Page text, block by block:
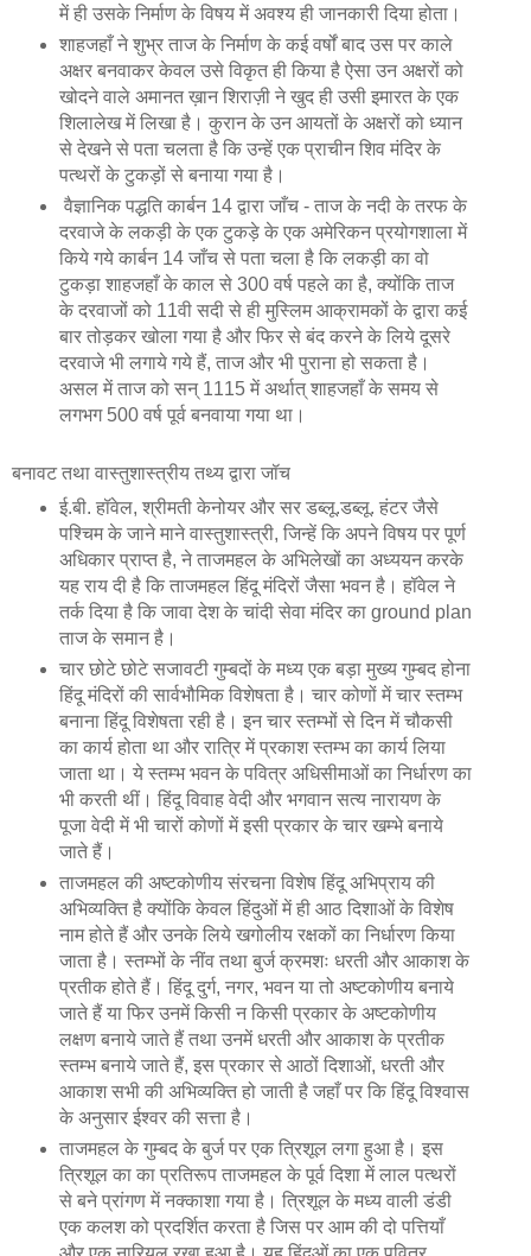
में ही उसके निर्माण के विषय में अवश्य ही जानकारी दिया होता।
शाहजहाँ ने शुभ्र ताज के निर्माण के कई वर्षों बाद उस पर काले
अक्षर बनवाकर केवल उसे विकृत ही किया है ऐसा उन अक्षरों को
खोदने वाले अमानत ख़ान शिराज़ी ने खुद ही उसी इमारत के एक
शिलालेख में लिखा है। कुरान के उन आयतों के अक्षरों को ध्यान
से देखने से पता चलता है कि उन्हें एक प्राचीन शिव मंदिर के
पत्थरों के टुकड़ों से बनाया गया है।
वैज्ञानिक पद्धति कार्बन 14 द्वारा जाँच - ताज के नदी के तरफ के
दरवाजे के लकड़ी के एक टुकड़े के एक अमेरिकन प्रयोगशाला में
किये गये कार्बन 14 जाँच से पता चला है कि लकड़ी का वो
टुकड़ा शाहजहाँ के काल से 300 वर्ष पहले का है, क्योंकि ताज
के दरवाजों को 11वी सदी से ही मुस्लिम आक्रामकों के द्वारा कई
बार तोड़कर खोला गया है और फिर से बंद करने के लिये दूसरे
दरवाजे भी लगाये गये हैं, ताज और भी पुराना हो सकता है।
असल में ताज को सन् 1115 में अर्थात् शाहजहाँ के समय से
लगभग 500 वर्ष पूर्व बनवाया गया था।
बनावट तथा वास्तुशास्त्रीय तथ्य द्वारा जॉच
ई.बी. हॉवेल, श्रीमती केनोयर और सर डब्लू.डब्लू. हंटर जैसे
पश्चिम के जाने माने वास्तुशास्त्री, जिन्हें कि अपने विषय पर पूर्ण
अधिकार प्राप्त है, ने ताजमहल के अभिलेखों का अध्ययन करके
यह राय दी है कि ताजमहल हिंदू मंदिरों जैसा भवन है। हॉवेल ने
तर्क दिया है कि जावा देश के चांदी सेवा मंदिर का ground plan
ताज के समान है।
चार छोटे छोटे सजावटी गुम्बदों के मध्य एक बड़ा मुख्य गुम्बद होना
हिंदू मंदिरों की सार्वभौमिक विशेषता है। चार कोणों में चार स्तम्भ
बनाना हिंदू विशेषता रही है। इन चार स्तम्भों से दिन में चौकसी
का कार्य होता था और रात्रि में प्रकाश स्तम्भ का कार्य लिया
जाता था। ये स्तम्भ भवन के पवित्र अधिसीमाओं का निर्धारण का
भी करती थीं। हिंदू विवाह वेदी और भगवान सत्य नारायण के
पूजा वेदी में भी चारों कोणों में इसी प्रकार के चार खम्भे बनाये
जाते हैं।
ताजमहल की अष्टकोणीय संरचना विशेष हिंदू अभिप्राय की
अभिव्यक्ति है क्योंकि केवल हिंदुओं में ही आठ दिशाओं के विशेष
नाम होते हैं और उनके लिये खगोलीय रक्षकों का निर्धारण किया
जाता है। स्तम्भों के नींव तथा बुर्ज क्रमशः धरती और आकाश के
प्रतीक होते हैं। हिंदू दुर्ग, नगर, भवन या तो अष्टकोणीय बनाये
जाते हैं या फिर उनमें किसी न किसी प्रकार के अष्टकोणीय
लक्षण बनाये जाते हैं तथा उनमें धरती और आकाश के प्रतीक
स्तम्भ बनाये जाते हैं, इस प्रकार से आठों दिशाओं, धरती और
आकाश सभी की अभिव्यक्ति हो जाती है जहाँ पर कि हिंदू विश्वास
के अनुसार ईश्वर की सत्ता है।
ताजमहल के गुम्बद के बुर्ज पर एक त्रिशूल लगा हुआ है। इस
त्रिशूल का का प्रतिरूप ताजमहल के पूर्व दिशा में लाल पत्थरों
से बने प्रांगण में नक्काशा गया है। त्रिशूल के मध्य वाली डंडी
एक कलश को प्रदर्शित करता है जिस पर आम की दो पत्तियाँ